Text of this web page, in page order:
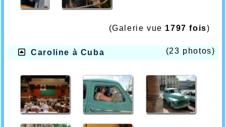
(Galerie vue 1797 fois)
Caroline à Cuba (23 photos)